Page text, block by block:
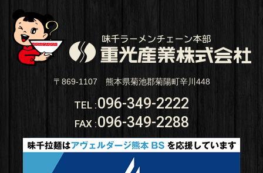
〒869-1107 熊本県菊池郡菊陽町辛川448
TEL :096-349-2222
FAX :096-349-2288